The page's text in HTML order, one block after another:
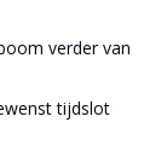
verder van
tijdslot